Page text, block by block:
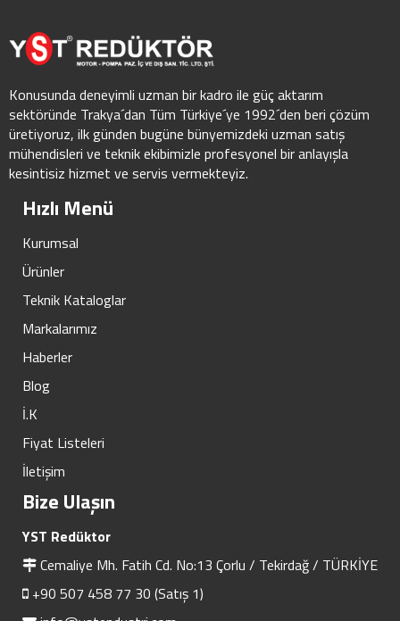
Konusunda deneyimli uzman bir kadro ile güç aktarım
sektöründe Trakya´dan Tüm Türkiye´ye 1992´den beri çözüm
üretiyoruz, ilk günden bugüne bünyemizdeki uzman satış
mühendisleri ve teknik ekibimizle profesyonel bir anlayışla
kesintisiz hizmet ve servis vermekteyiz.
Hızlı Menü
Kurumsal
Ürünler
Teknik Kataloglar
Markalarımız
Haberler
Blog
İ.K
Fiyat Listeleri
İletişim
Bize Ulaşın
YST Redüktor
Cemaliye Mh. Fatih Cd. No:13 Çorlu / Tekirdağ / TÜRKİYE
+90 507 458 77 30 (Satış 1)